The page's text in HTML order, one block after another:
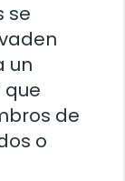
se
un
de
o